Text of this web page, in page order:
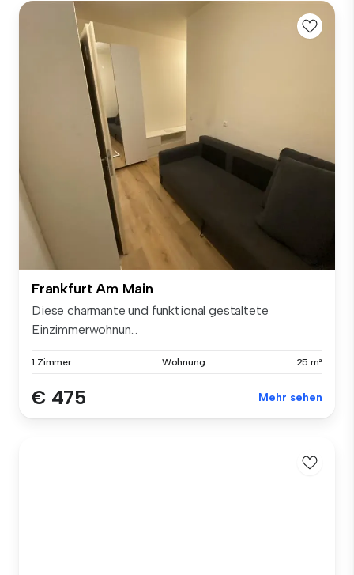
Frankfurt Am Main
Diese charmante und funktional gestaltete
Einzimmerwohnun...
1 Zimmer Wohnung 25 m²
€ 475 Mehr sehen